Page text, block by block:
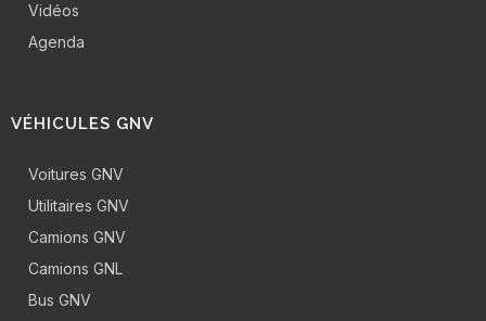
Vidéos
Agenda
VÉHICULES GNV
Voitures GNV
Utilitaires GNV
Camions GNV
Camions GNL
Bus GNV